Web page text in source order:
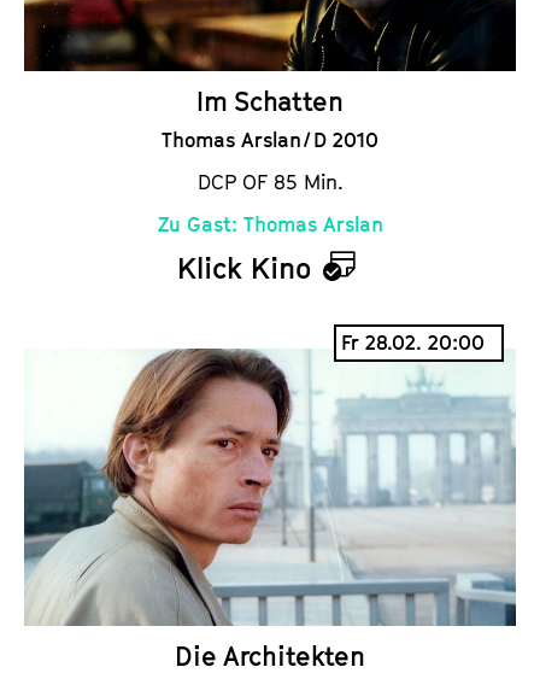
r
Im Schatten
Thomas Arslan / D 2010
DCP OF 85 Min.
Zu Gast: Thomas Arslan
Klick Kino
K
a
l
e
n
d
e
r
Fr 28.02. 20:00
Die Architekten